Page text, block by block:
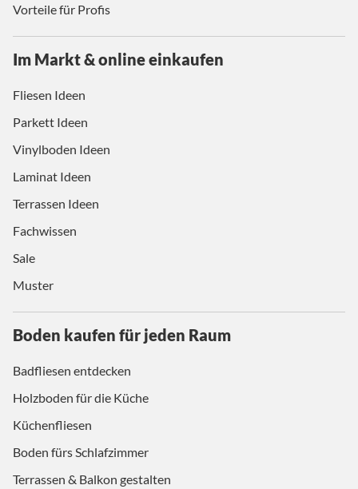
Vorteile für Profis
Im Markt & online einkaufen
Fliesen Ideen
Parkett Ideen
Vinylboden Ideen
Laminat Ideen
Terrassen Ideen
Fachwissen
Sale
Muster
Boden kaufen für jeden Raum
Badfliesen entdecken
Holzboden für die Küche
Küchenfliesen
Boden fürs Schlafzimmer
Terrassen & Balkon gestalten